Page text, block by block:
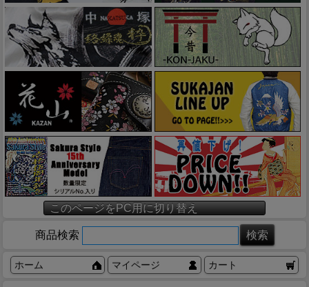
このページをPC用に切り替え
商品検索
ホーム マイページ カート